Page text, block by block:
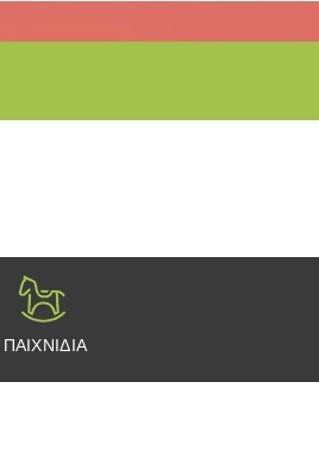
ΠΑΙΧΝΙΔΙΑ